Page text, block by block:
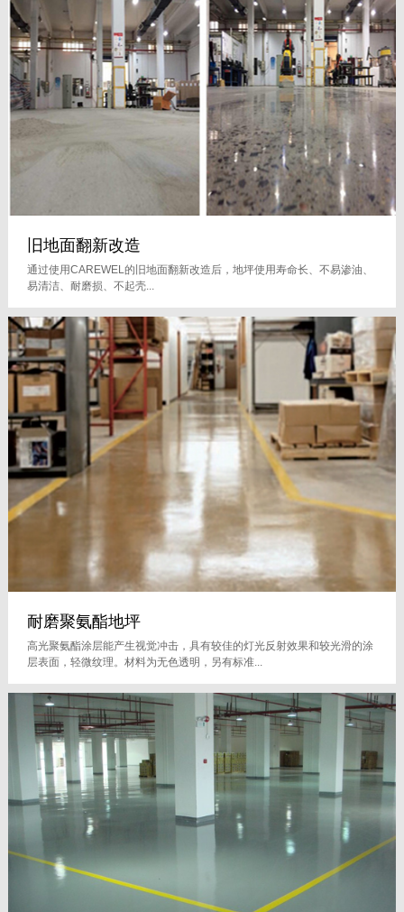
旧地面翻新改造
通过使用CAREWEL的旧地面翻新改造后，地坪使用寿命长、不易渗油、
易清洁、耐磨损、不起壳...
耐磨聚氨酯地坪
高光聚氨酯涂层能产生视觉冲击，具有较佳的灯光反射效果和较光滑的涂
层表面，轻微纹理。材料为无色透明，另有标准...